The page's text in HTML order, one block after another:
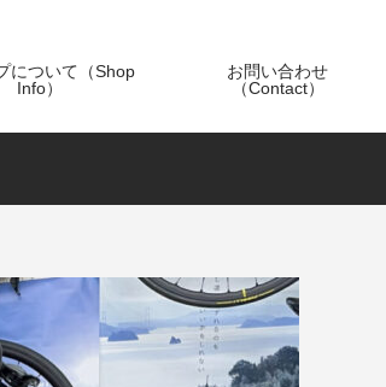
について（Shop
Info）
お問い合わせ
（Contact）
GUSTO｜第2世代・第3世代一
シマノ S-PHYREシューズ 新商
ANCHOR 最上級ディスクロー